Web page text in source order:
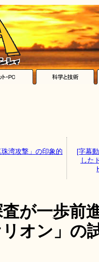
湾攻撃」の印象的
[字幕
した
が一歩前
オン」の